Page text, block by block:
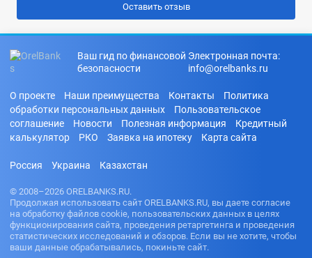
Ваш гид по финансовой
безопасности
Электронная почта:
info@orelbanks.ru
О проекте Наши преимущества Контакты
Политика
обработки персональных данных
Пользовательское
соглашение
Новости Полезная информация
Кредитный
калькулятор
РКО Заявка на ипотеку Карта сайта
Россия Украина Казахстан
© 2008–2026 ORELBANKS.RU.
Продолжая использовать сайт ORELBANKS.RU, вы даете согласие
на обработку файлов cookie, пользовательских данных в целях
функционирования сайта, проведения ретаргетинга и проведения
статистических исследований и обзоров. Если вы не хотите, чтобы
ваши данные обрабатывались, покиньте сайт.